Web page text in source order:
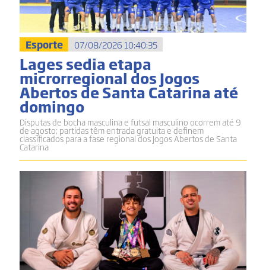
Esporte 07/08/2026 10:40:35
Lages sedia etapa
microrregional dos Jogos
Abertos de Santa Catarina até
domingo
Disputas de bocha masculina e futsal masculino ocorrem até 9
de agosto; partidas têm entrada gratuita e definem
classificados para a fase regional dos Jogos Abertos de Santa
Catarina